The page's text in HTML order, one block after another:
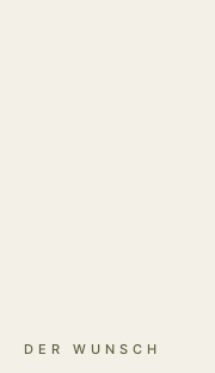
DER WUNSCH